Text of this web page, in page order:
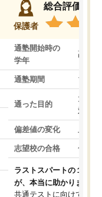
保護者
総合評価
通塾開始時の
学年
高3
通塾期間 1～3
通った目的
大学
対策
偏差値の変化 上が
志望校の合格 合格
ラストスパートの１か月
が、本当に助かりました
共通テストに向けての追